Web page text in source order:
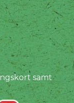
samt